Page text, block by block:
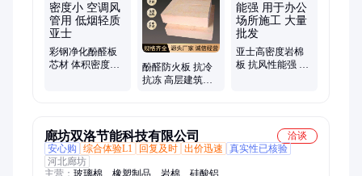
武岩棉板、气凝胶涂料、气凝胶保温涂料、气凝胶隔热涂料、防
水背衬板、XPS复合背衬板、防潮衬板、瓷砖背衬板
彩钢净化酚醛板
芯材 体积密度小
酚醛防火板 抗冷
抗冻 高层建筑可
亚士高密度岩棉
板 抗风性能强 用
廊坊双洛节能科技有限公司
洽谈
安心购
综合体验L1 回复及时 出价迅速
真实性已核验
河北廊坊